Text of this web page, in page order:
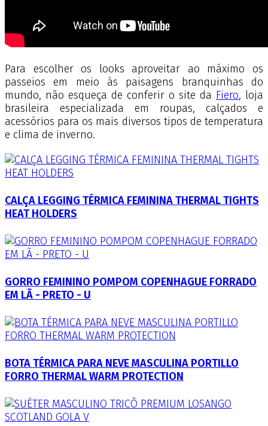
Para escolher os looks aproveitar ao máximo os
passeios em meio às paisagens branquinhas do
mundo, não esqueça de conferir o site da Fiero, loja
brasileira especializada em roupas, calçados e
acessórios para os mais diversos tipos de temperatura
e clima de inverno.
CALÇA LEGGING TÉRMICA FEMININA THERMAL TIGHTS
HEAT HOLDERS
GORRO FEMININO POMPOM COPENHAGUE FORRADO
EM LÃ - PRETO - U
BOTA TÉRMICA PARA NEVE MASCULINA PORTILLO
FORRO THERMAL WARM PROTECTION